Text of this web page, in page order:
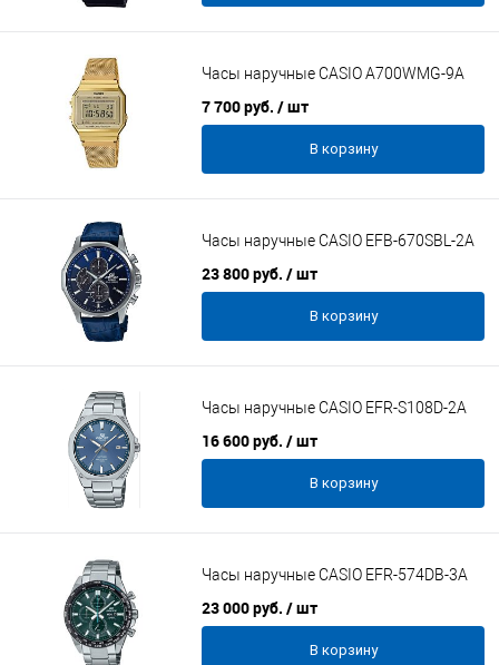
Часы наручные CASIO A700WMG-9A
7 700 руб. / шт
В корзину
Часы наручные CASIO EFB-670SBL-2A
23 800 руб. / шт
В корзину
Часы наручные CASIO EFR-S108D-2A
16 600 руб. / шт
В корзину
Часы наручные CASIO EFR-574DB-3A
23 000 руб. / шт
В корзину